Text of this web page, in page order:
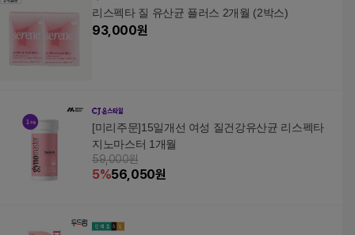
리스펙타 질 유산균 플러스 2개월 (2박스)
93,000원
[미리주문]15일개선 여성 질건강유산균 리스펙타
지노마스터 1개월
59,000원
5%56,050원